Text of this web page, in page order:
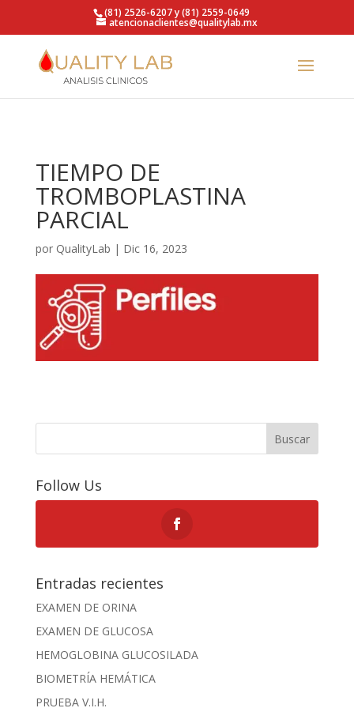
https://qualitylab.mx/(81) 2526-6207 y (81) 2559-0649
atencionaclientes@qualitylab.mx
TIEMPO DE
TROMBOPLASTINA
PARCIAL
por QualityLab | Dic 16, 2023
Buscar
Follow Us
Entradas recientes
EXAMEN DE ORINA
EXAMEN DE GLUCOSA
HEMOGLOBINA GLUCOSILADA
BIOMETRÍA HEMÁTICA
PRUEBA V.I.H.